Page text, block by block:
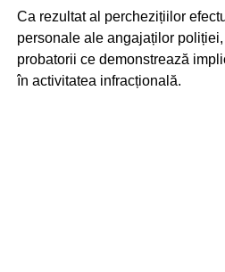
Ca rezultat al perchezițiilor
personale ale angajaților
probatorii ce demonstrează
în activitatea infracțională.